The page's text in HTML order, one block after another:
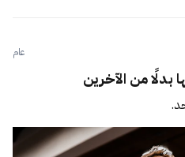
عام
بدلًا من الآخرين